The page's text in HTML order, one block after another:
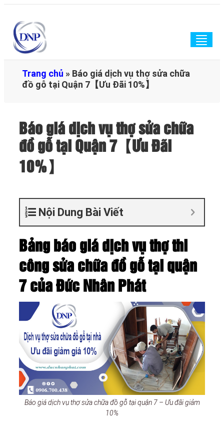
Trang chủ » Báo giá dịch vụ thợ sửa chữa
đồ gỗ tại Quận 7【Ưu Đãi 10%】
Báo giá dịch vụ thợ sửa chữa
đồ gỗ tại Quận 7【Ưu Đãi
10%】
Nội Dung Bài Viết
Bảng báo giá dịch vụ thợ thi
công sửa chữa đồ gỗ tại quận
7 của Đức Nhân Phát
Báo giá dịch vụ thợ sửa chữa đồ gỗ tại quận 7 – Ưu đãi giảm
10%